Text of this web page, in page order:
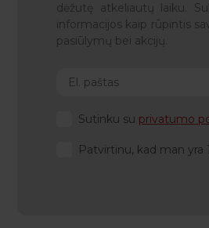
dėžutę atkeliautų laiku.
informacijos kaip rūpintis
pasiūlymų bei akcijų.
Sutinku su privatumo
Patvirtinu, kad man yra